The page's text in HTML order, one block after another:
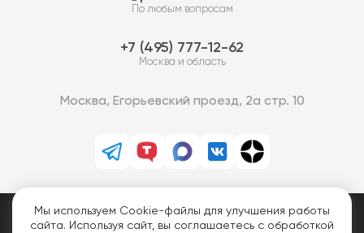
По любым вопросам
7 (495) 777-12-62
Москва и область
Москва, Егорьевский проезд, 2а стр. 10
PRO-Интерактив © 2013-2026.
Мы используем Cookie-файлы для улучшения работы
сайта. Используя сайт, вы соглашаетесь с обработкой